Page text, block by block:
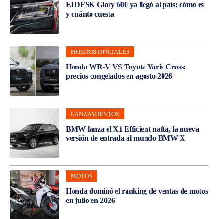
El DFSK Glory 600 ya llegó al país: cómo es
y cuánto cuesta
PRECIOS OFICIALES
Honda WR-V VS Toyota Yaris Cross:
precios congelados en agosto 2026
LANZAMIENTOS
BMW lanza el X1 Efficient nafta, la nueva
versión de entrada al mundo BMW X
MOTOS
Honda dominó el ranking de ventas de motos
en julio en 2026